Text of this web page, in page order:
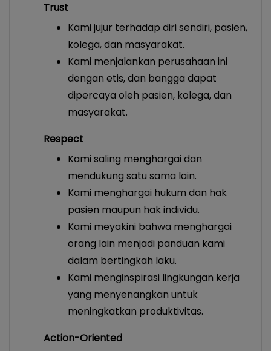
Trust
Kami jujur terhadap diri sendiri, pasien,
kolega, dan masyarakat.
Kami menjalankan perusahaan ini
dengan etis, dan bangga dapat
dipercaya oleh pasien, kolega, dan
masyarakat.
Respect
Kami saling menghargai dan
mendukung satu sama lain.
Kami menghargai hukum dan hak
pasien maupun hak individu.
Kami meyakini bahwa menghargai
orang lain menjadi panduan kami
dalam bertingkah laku.
Kami menginspirasi lingkungan kerja
yang menyenangkan untuk
meningkatkan produktivitas.
Action-Oriented